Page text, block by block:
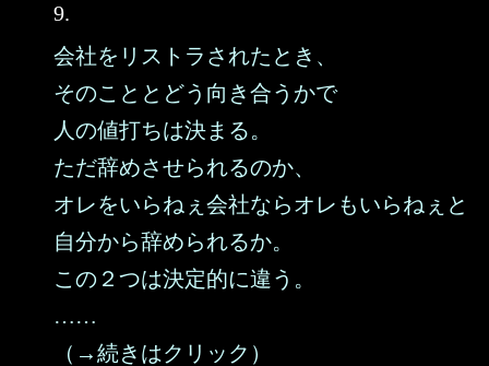
9.
会社をリストラされたとき、
そのこととどう向き合うかで
人の値打ちは決まる。
ただ辞めさせられるのか、
オレをいらねぇ会社ならオレもいらねぇと
自分から辞められるか。
この２つは決定的に違う。
……
（→続きはクリック）